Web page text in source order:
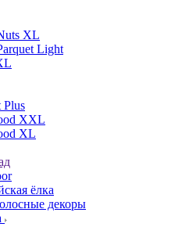
XL
Light
Plus
XXL
XL
ёлка
декоры